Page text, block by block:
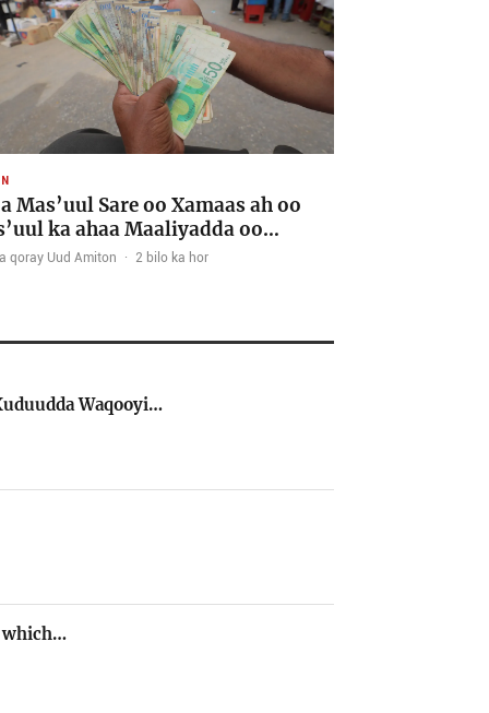
Mas’uul Sare oo Xamaas ah oo
ka ahaa Maaliyadda oo…
qoray Uud Amiton · 2 bilo ka hor
Waqooyi…
which…